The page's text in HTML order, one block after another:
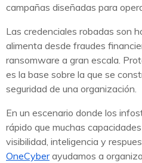
campañas diseñadas para
Las credenciales robadas son
alimenta desde fraudes
ransomware a gran escala.
es la base sobre la que se
seguridad de una organización.
En un escenario donde los
rápido que muchas
visibilidad, inteligencia y
OneCyberayudamos a